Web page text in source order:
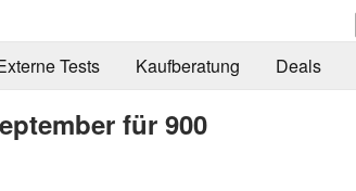
Tests Kaufberatung Deals
für 900